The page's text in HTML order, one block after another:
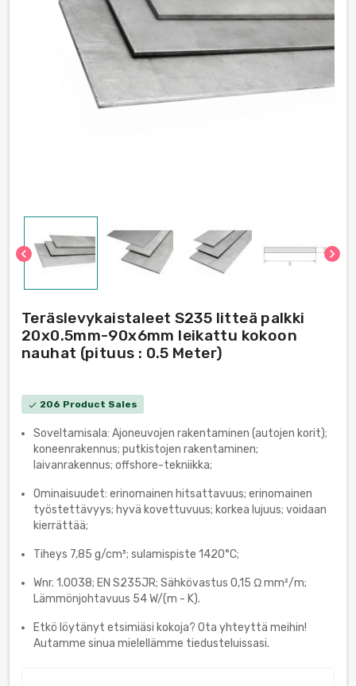
chevron_left chevron_right
Teräslevykaistaleet S235 litteä palkki
20x0.5mm-90x6mm leikattu kokoon
nauhat (pituus : 0.5 Meter)
check 206 Product Sales
Soveltamisala: Ajoneuvojen rakentaminen (autojen korit);
koneenrakennus; putkistojen rakentaminen;
laivanrakennus; offshore-tekniikka;
Ominaisuudet: erinomainen hitsattavuus; erinomainen
työstettävyys; hyvä kovettuvuus; korkea lujuus; voidaan
kierrättää;
Tiheys 7,85 g/cm³; sulamispiste 1420°C;
Wnr. 1.0038; EN S235JR; Sähkövastus 0,15 Ω mm²/m;
Lämmönjohtavuus 54 W/(m - K).
Etkö löytänyt etsimiäsi kokoja? Ota yhteyttä meihin!
Autamme sinua mielellämme tiedusteluissasi.